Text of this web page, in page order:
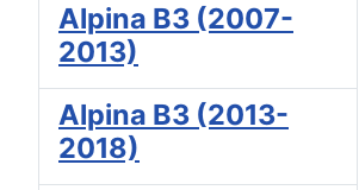
Alpina B3 (2007-
2013)
Alpina B3 (2013-
2018)